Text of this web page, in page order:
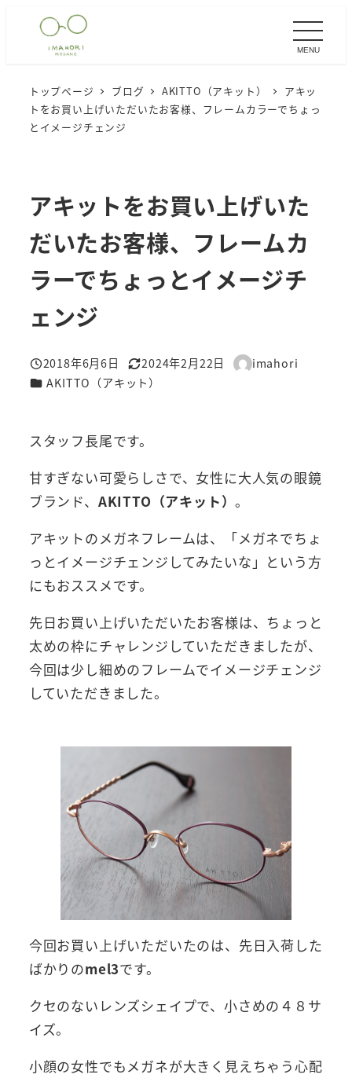
MENU
トップページ ブログ AKITTO（アキット）
アキッ
トをお買い上げいただいたお客様、フレームカラーでちょっ
とイメージチェンジ
アキットをお買い上げいた
だいたお客様、フレームカ
ラーでちょっとイメージチ
ェンジ
投稿日
2018年6月6日
更新日
2024年2月22日
著
imahori
カテゴリー
AKITTO（アキット）
スタッフ長尾です。
甘すぎない可愛らしさで、女性に大人気の眼鏡
ブランド、 AKITTO（アキット）。
アキットのメガネフレームは、「メガネでちょ
っとイメージチェンジしてみたいな」という方
にもおススメです。
先日お買い上げいただいたお客様は、ちょっと
太めの枠にチャレンジしていただきましたが、
今回は少し細めのフレームでイメージチェンジ
していただきました。
今回お買い上げいただいたのは、先日入荷した
ばかりのmel3です。
クセのないレンズシェイプで、小さめの４８サ
イズ。
小顔の女性でもメガネが大きく見えちゃう心配